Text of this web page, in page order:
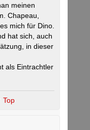
meinen
Chapeau,
mich für Dino.
hat sich, auch
in dieser
als Eintrachtler
Top